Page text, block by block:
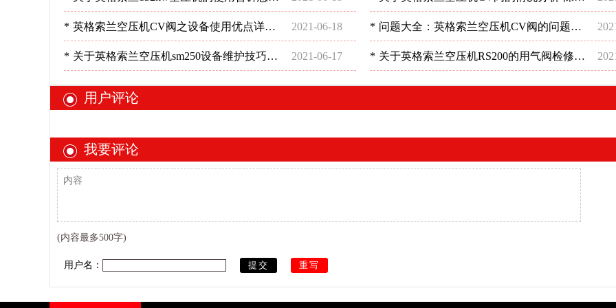
这样做-深圳稳超 稳超
* 英格索兰空压机CV阀之设备使用优点详情-
深圳稳超
2021-06-18 * 问题大全：英格索兰空压机CV阀的问题分
析-深圳稳超
* 关于英格索兰空压机sm250设备维护技巧分
析-深圳稳超
2021-06-17 * 关于英格索兰空压机RS200的用气阀检修分
析-深圳稳超
用户评论
我要评论
(内容最多500字)
用户名： 提交 重写